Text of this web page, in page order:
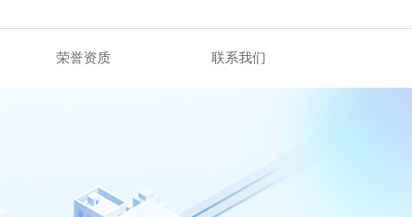
荣誉资质 联系我们